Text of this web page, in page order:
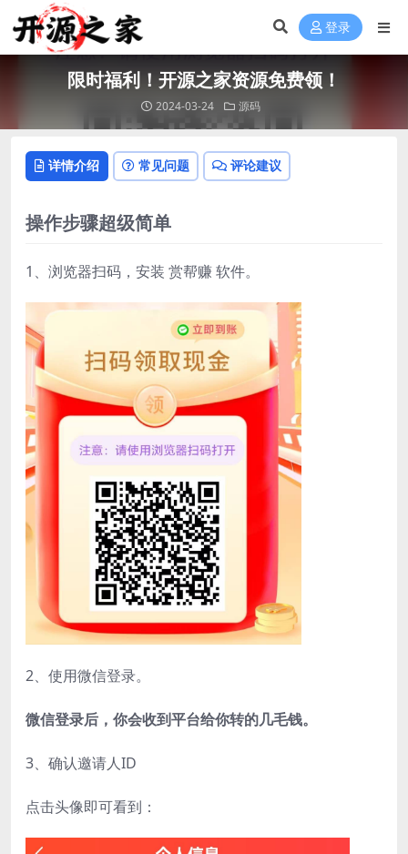
登录
限时福利！开源之家资源免费领！
2024-03-24 源码
详情介绍 常见问题 评论建议
操作步骤超级简单
1、浏览器扫码，安装 赏帮赚 软件。
2、使用微信登录。
微信登录后，你会收到平台给你转的几毛钱。
3、确认邀请人ID
点击头像即可看到：